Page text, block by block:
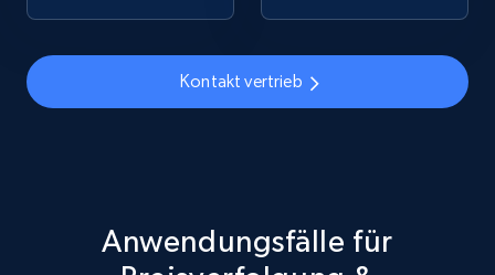
668+ Jetzt anfangen
Seller id, URL, Seller name, Description, Detailed
info, Stars, Feedbacks, Return policy, and more.
Kontakt vertrieb
Anwendungsfälle für